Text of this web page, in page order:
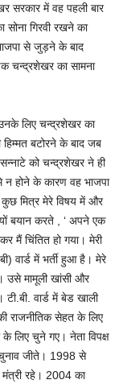
सरकार में वह पहली बार
सोना गिरवी रखने का
से जुड़ने के बाद
चन्द्रशेखर का सामना
लिए चन्द्रशेखर का
बटोरने के बाद जब
को चन्द्रशेखर ने ही
न होने के कारण वह भाजपा
मित्र मेरे विषय में और
बयान करते , ‘ अपने एक
मैं चिंतित हो गया। मेरी
वार्ड में भर्ती हुआ है। मेरे
उसे मामूली खांसी और
वार्ड में बेड खाली
राजनीतिक सेहत के लिए
लिए चुने गए। नेता विपक्ष
जीते। 1998 से
रहे। 2004 का